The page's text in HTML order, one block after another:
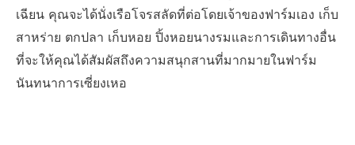
เฉียน คุณจะได้นั่งเรือโจรสลัดที่ต่อโดยเจ้าของฟาร์มเอง เก็บ
สาหร่าย ตกปลา เก็บหอย ปิ้งหอยนางรมและการเดินทางอื่น
ที่จะให้คุณได้สัมผัสถึงความสนุกสานที่มากมายในฟาร์ม
นันทนาการเซี่ยงเหอ